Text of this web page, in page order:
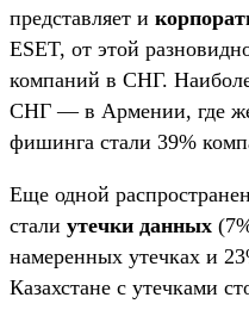
представляет и
ESET, от этой
компаний в СНГ.
СНГ — в Армении, где
фишинга стали 39%
Еще одной
стали утечки данных
намеренных утечках и
Казахстане с утечками